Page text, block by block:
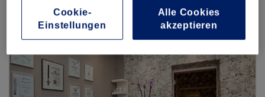
Cookie-
Einstellungen
Alle Cookies
akzeptieren